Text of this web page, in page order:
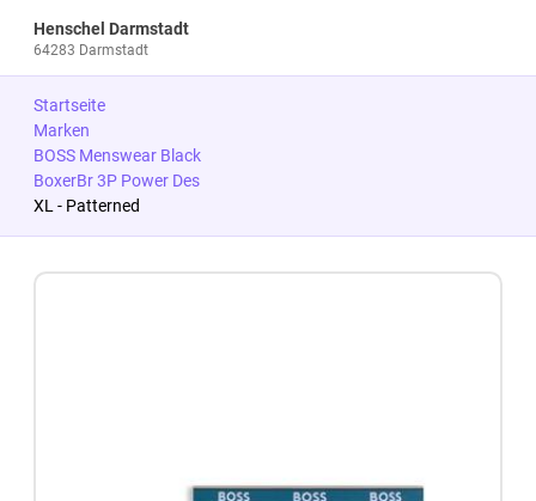
Henschel Darmstadt
64283 Darmstadt
Startseite
Marken
BOSS Menswear Black
BoxerBr 3P Power Des
XL - Patterned